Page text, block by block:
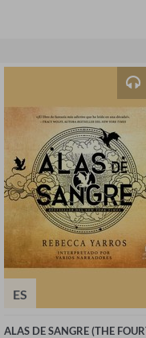
ES
ALAS DE SANGRE (THE